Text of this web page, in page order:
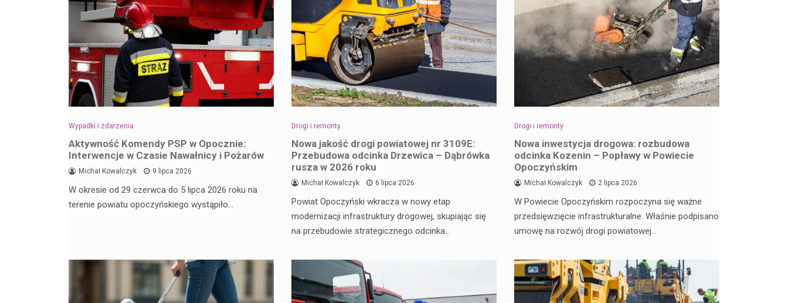
Wypadki i zdarzenia
Aktywność Komendy PSP w Opocznie:
Interwencje w Czasie Nawałnicy i Pożarów
Michał Kowalczyk 9 lipca 2026
W okresie od 29 czerwca do 5 lipca 2026 roku na
terenie powiatu opoczyńskiego wystąpiło…
Drogi i remonty
Nowa jakość drogi powiatowej nr 3109E:
Przebudowa odcinka Drzewica – Dąbrówka
rusza w 2026 roku
Michał Kowalczyk 6 lipca 2026
Powiat Opoczyński wkracza w nowy etap
modernizacji infrastruktury drogowej, skupiając się
na przebudowie strategicznego odcinka…
Drogi i remonty
Nowa inwestycja drogowa: rozbudowa
odcinka Kozenin – Popławy w Powiecie
Opoczyńskim
Michał Kowalczyk 2 lipca 2026
W Powiecie Opoczyńskim rozpoczyna się ważne
przedsięwzięcie infrastrukturalne. Właśnie podpisano
umowę na rozwój drogi powiatowej…